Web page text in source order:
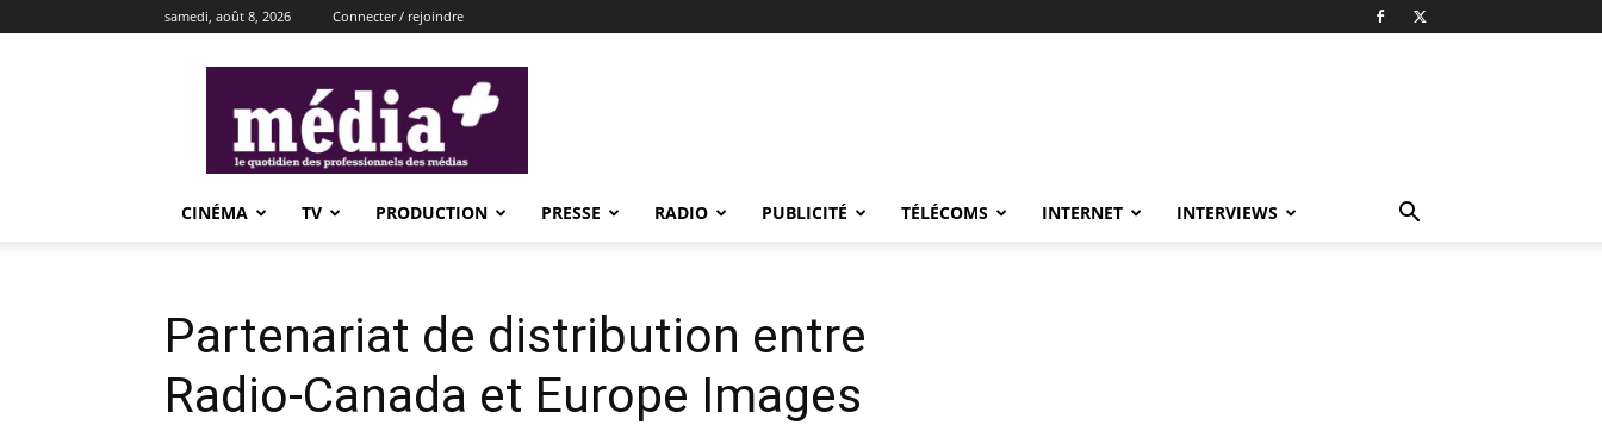
samedi, août 8, 2026 Connecter / rejoindre
CINÉMA TV PRODUCTION PRESSE RADIO PUBLICITÉ TÉLÉCOMS INTERNET INTERVIEWS
Partenariat de distribution entre
Radio-Canada et Europe Images